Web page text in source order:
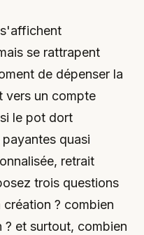
se rattrapent
de dépenser la
vers un compte
le pot dort
quasi
retrait
trois questions
? combien
et surtout, combien